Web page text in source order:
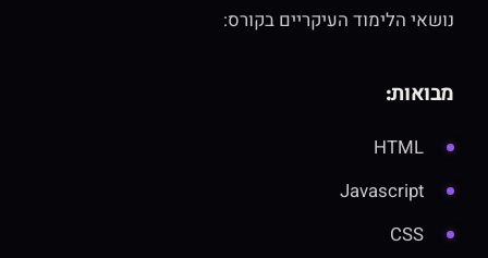
נושאי הלימוד העיקריים בקורס:
מבואות:
HTML
Javascript
CSS